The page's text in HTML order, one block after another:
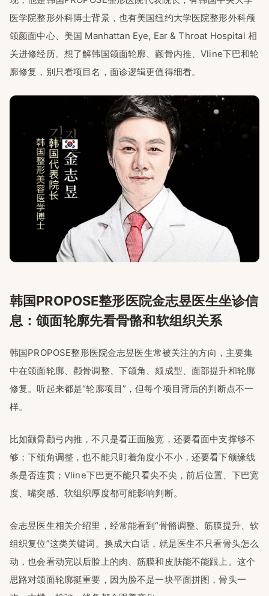
医学院整形外科博士背景，也有美国纽约大学医院整形外科颅
颌颜面中心、美国 Manhattan Eye, Ear & Throat Hospital 相
关进修经历。想了解韩国颌面轮廓、颧骨内推、Vline下巴和轮
廓修复，别只看项目名，面诊逻辑更值得细看。
韩国PROPOSE整形医院金志昱医生坐诊信
息：颌面轮廓先看骨骼和软组织关系
韩国PROPOSE整形医院金志昱医生常被关注的方向，主要集
中在颌面轮廓、颧骨调整、下颌角、颏成型、面部提升和轮廓
修复。听起来都是“轮廓项目”，但每个项目背后的判断点不一
样。
比如颧骨颧弓内推，不只是看正面脸宽，还要看面中支撑够不
够；下颌角调整，也不能只盯着角度小不小，还要看下颌缘线
条是否连贯；Vline下巴更不能只看尖不尖，前后位置、下巴宽
度、嘴突感、软组织厚度都可能影响判断。
金志昱医生相关介绍里，经常能看到“骨骼调整、筋膜提升、软
组织复位”这类关键词。换成大白话，就是医生不只看骨头怎么
动，也会看动完以后脸上的肉、筋膜和皮肤能不能跟上。这个
思路对颌面轮廓挺重要，因为脸不是一块平面拼图，骨头一